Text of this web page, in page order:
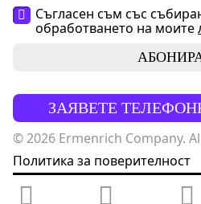
Съгласен съм със
обработването на моите
ЗАЯВЕТЕ
© 2026 Ermenrich Company.
Политика за поверителност